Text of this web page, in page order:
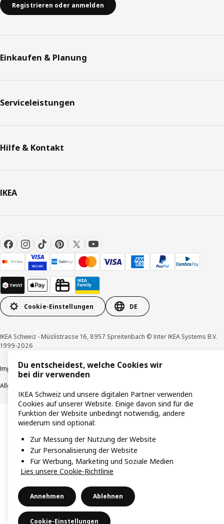
Registrieren oder anmelden
Einkaufen & Planung
Serviceleistungen
Hilfe & Kontakt
IKEA
Cookie-Einstellungen DE
IKEA Schweiz - Müslistrasse 16, 8957 Spreitenbach © Inter IKEA Systems B.V.
1999-2026
Impressum / DatenschutzerklärungCookiesVerantwortungsvolle Offenlegung
Allgemeine Geschäftsbedingungen
Du entscheidest, welche Cookies wir
bei dir verwenden
IKEA Schweiz und unsere digitalen Partner verwenden
Cookies auf unserer Website. Einige davon sind für die
Funktion der Website unbedingt notwendig, andere
wiederum sind optional:
Zur Messung der Nutzung der Website
Zur Personalisierung der Website
Für Werbung, Marketing und Soziale Medien
Lies unsere Cookie-Richtlinie
Annehmen Ablehnen
Cookie-Einstellungen